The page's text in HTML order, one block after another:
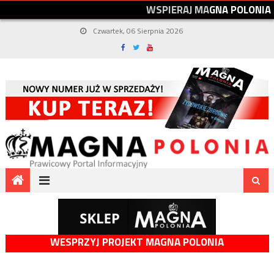
WSPIERAJMAGNAPOLONIA
Czwartek, 06 Sierpnia 2026
WESPRZYJ PROJEKT MAGNA POLONIA